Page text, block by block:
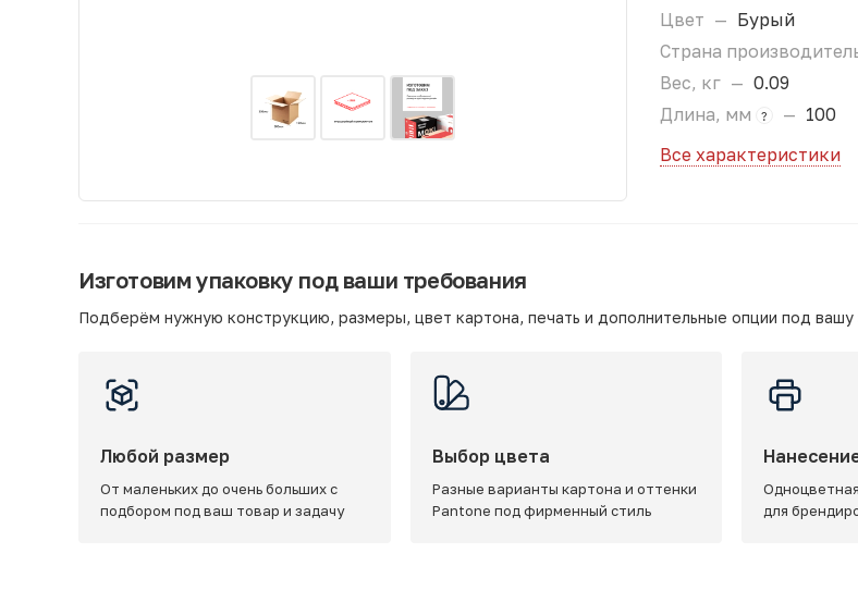
Цвет — Бурый
Страна
Вес, кг — 0.09
Длина, мм
? — 100
Все характеристики
Изготовим упаковку под ваши требования
Подберём нужную конструкцию, размеры, цвет картона, печать и дополнительные опции под вашу
Любой размер
От маленьких до очень больших с
подбором под ваш товар и задачу
Выбор цвета
Разные варианты картона и оттенки
Pantone под фирменный стиль
для